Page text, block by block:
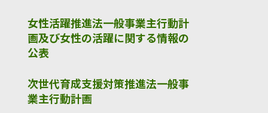
女性活躍推進法一般事業主行動計
画及び女性の活躍に関する情報の
公表
次世代育成支援対策推進法一般事
業主行動計画